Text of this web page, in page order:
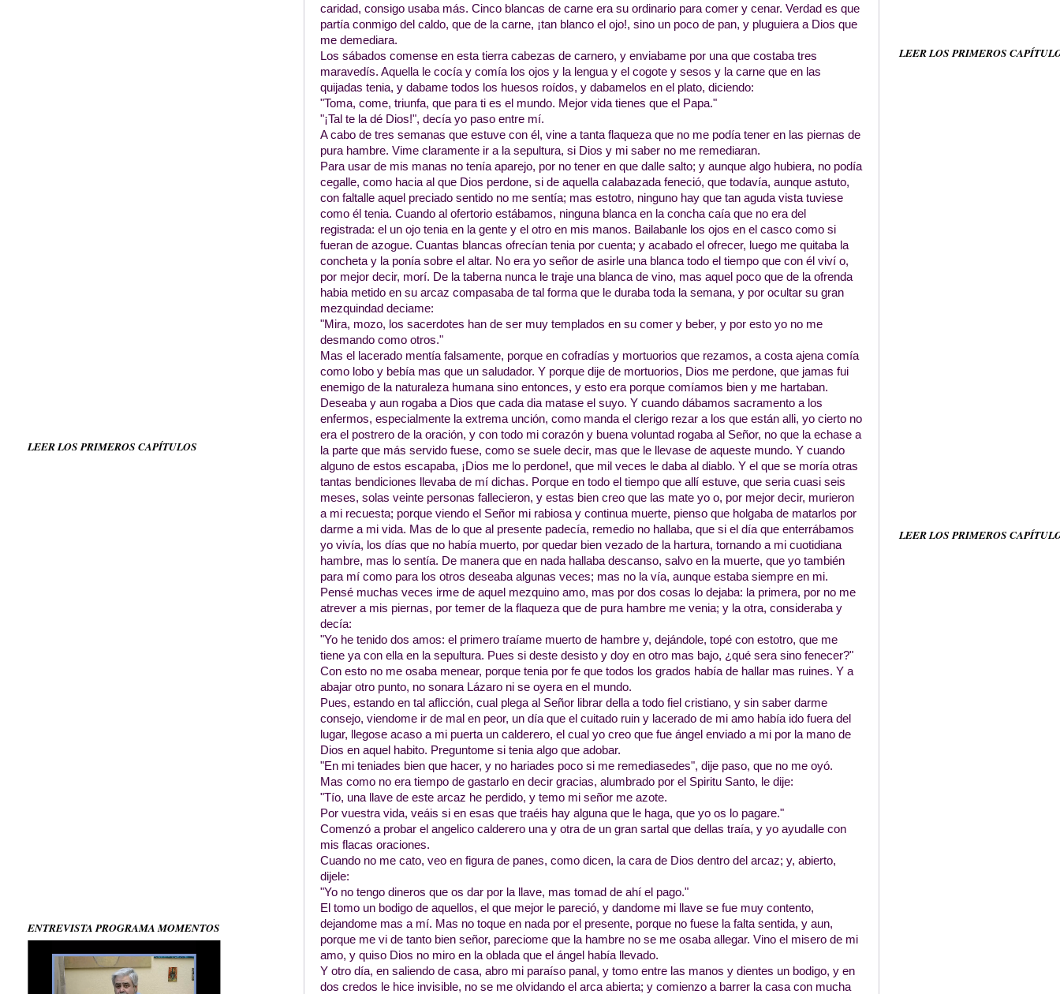
caridad, consigo usaba más. Cinco blancas de carne era su ordinario para comer y cenar. Verdad es que
partía conmigo del caldo, que de la carne, ¡tan blanco el ojo!, sino un poco de pan, y pluguiera a Dios que
me demediara.
Los sábados comense en esta tierra cabezas de carnero, y enviabame por una que costaba tres
maravedís. Aquella le cocía y comía los ojos y la lengua y el cogote y sesos y la carne que en las
quijadas tenia, y dabame todos los huesos roídos, y dabamelos en el plato, diciendo:
"Toma, come, triunfa, que para ti es el mundo. Mejor vida tienes que el Papa."
"¡Tal te la dé Dios!", decía yo paso entre mí.
A cabo de tres semanas que estuve con él, vine a tanta flaqueza que no me podía tener en las piernas de
pura hambre. Vime claramente ir a la sepultura, si Dios y mi saber no me remediaran.
Para usar de mis manas no tenía aparejo, por no tener en que dalle salto; y aunque algo hubiera, no podía
cegalle, como hacia al que Dios perdone, si de aquella calabazada feneció, que todavía, aunque astuto,
con faltalle aquel preciado sentido no me sentía; mas estotro, ninguno hay que tan aguda vista tuviese
como él tenia. Cuando al ofertorio estábamos, ninguna blanca en la concha caía que no era del
registrada: el un ojo tenia en la gente y el otro en mis manos. Bailabanle los ojos en el casco como si
fueran de azogue. Cuantas blancas ofrecían tenia por cuenta; y acabado el ofrecer, luego me quitaba la
concheta y la ponía sobre el altar. No era yo señor de asirle una blanca todo el tiempo que con él viví o,
por mejor decir, morí. De la taberna nunca le traje una blanca de vino, mas aquel poco que de la ofrenda
habia metido en su arcaz compasaba de tal forma que le duraba toda la semana, y por ocultar su gran
mezquindad deciame:
"Mira, mozo, los sacerdotes han de ser muy templados en su comer y beber, y por esto yo no me
desmando como otros."
Mas el lacerado mentía falsamente, porque en cofradías y mortuorios que rezamos, a costa ajena comía
como lobo y bebía mas que un saludador. Y porque dije de mortuorios, Dios me perdone, que jamas fui
enemigo de la naturaleza humana sino entonces, y esto era porque comíamos bien y me hartaban.
Deseaba y aun rogaba a Dios que cada dia matase el suyo. Y cuando dábamos sacramento a los
enfermos, especialmente la extrema unción, como manda el clerigo rezar a los que están alli, yo cierto no
era el postrero de la oración, y con todo mi corazón y buena voluntad rogaba al Señor, no que la echase a
la parte que más servido fuese, como se suele decir, mas que le llevase de aqueste mundo. Y cuando
alguno de estos escapaba, ¡Dios me lo perdone!, que mil veces le daba al diablo. Y el que se moría otras
tantas bendiciones llevaba de mí dichas. Porque en todo el tiempo que allí estuve, que seria cuasi seis
meses, solas veinte personas fallecieron, y estas bien creo que las mate yo o, por mejor decir, murieron
a mi recuesta; porque viendo el Señor mi rabiosa y continua muerte, pienso que holgaba de matarlos por
darme a mi vida. Mas de lo que al presente padecía, remedio no hallaba, que si el día que enterrábamos
yo vivía, los días que no había muerto, por quedar bien vezado de la hartura, tornando a mi cuotidiana
hambre, mas lo sentía. De manera que en nada hallaba descanso, salvo en la muerte, que yo también
para mí como para los otros deseaba algunas veces; mas no la vía, aunque estaba siempre en mi.
Pensé muchas veces irme de aquel mezquino amo, mas por dos cosas lo dejaba: la primera, por no me
atrever a mis piernas, por temer de la flaqueza que de pura hambre me venia; y la otra, consideraba y
decía:
"Yo he tenido dos amos: el primero traíame muerto de hambre y, dejándole, topé con estotro, que me
tiene ya con ella en la sepultura. Pues si deste desisto y doy en otro mas bajo, ¿qué sera sino fenecer?"
Con esto no me osaba menear, porque tenia por fe que todos los grados había de hallar mas ruines. Y a
abajar otro punto, no sonara Lázaro ni se oyera en el mundo.
Pues, estando en tal aflicción, cual plega al Señor librar della a todo fiel cristiano, y sin saber darme
consejo, viendome ir de mal en peor, un día que el cuitado ruin y lacerado de mi amo había ido fuera del
lugar, llegose acaso a mi puerta un calderero, el cual yo creo que fue ángel enviado a mi por la mano de
Dios en aquel habito. Preguntome si tenia algo que adobar.
"En mi teniades bien que hacer, y no hariades poco si me remediasedes", dije paso, que no me oyó.
Mas como no era tiempo de gastarlo en decir gracias, alumbrado por el Spiritu Santo, le dije:
"Tío, una llave de este arcaz he perdido, y temo mi señor me azote.
Por vuestra vida, veáis si en esas que traéis hay alguna que le haga, que yo os lo pagare."
Comenzó a probar el angelico calderero una y otra de un gran sartal que dellas traía, y yo ayudalle con
mis flacas oraciones.
Cuando no me cato, veo en figura de panes, como dicen, la cara de Dios dentro del arcaz; y, abierto,
dijele:
"Yo no tengo dineros que os dar por la llave, mas tomad de ahí el pago."
El tomo un bodigo de aquellos, el que mejor le pareció, y dandome mi llave se fue muy contento,
dejandome mas a mí. Mas no toque en nada por el presente, porque no fuese la falta sentida, y aun,
porque me vi de tanto bien señor, pareciome que la hambre no se me osaba allegar. Vino el misero de mi
amo, y quiso Dios no miro en la oblada que el ángel había llevado.
Y otro día, en saliendo de casa, abro mi paraíso panal, y tomo entre las manos y dientes un bodigo, y en
dos credos le hice invisible, no se me olvidando el arca abierta; y comienzo a barrer la casa con mucha
LEER LOS PRIMEROS CAPÍTULOS
ENTREVISTA PROGRAMA MOMENTOS
LEER LOS PRIMEROS
LEER LOS PRIMEROS